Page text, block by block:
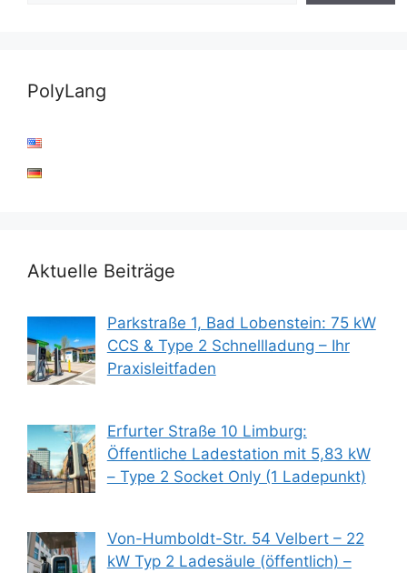
PolyLang
Aktuelle Beiträge
Parkstraße 1, Bad Lobenstein: 75 kW
CCS & Type 2 Schnellladung – Ihr
Praxisleitfaden
Erfurter Straße 10 Limburg:
Öffentliche Ladestation mit 5,83 kW
– Type 2 Socket Only (1 Ladepunkt)
Von-Humboldt-Str. 54 Velbert – 22
kW Typ 2 Ladesäule (öffentlich) –